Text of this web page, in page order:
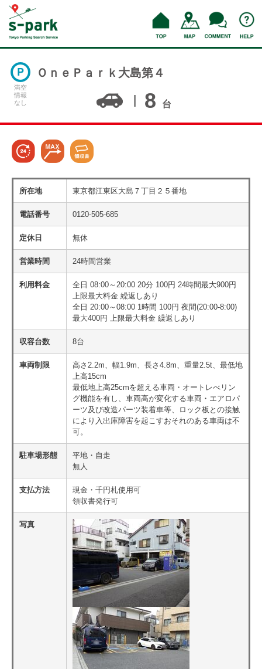
満空
情報
なし
ＯｎｅＰａｒｋ大島第４
8 台
所在地 東京都江東区大島７丁目２５番地
電話番号 0120-505-685
定休日 無休
営業時間 24時間営業
利用料金
全日 08:00～20:00 20分 100円 24時間最大900円
上限最大料金 繰返しあり
全日 20:00～08:00 1時間 100円 夜間(20:00-8:00)
最大400円 上限最大料金 繰返しあり
収容台数 8台
車両制限
高さ2.2m、幅1.9m、長さ4.8m、重量2.5t、最低地
上高15cm
最低地上高25cmを超える車両・オートレべリン
グ機能を有し、車両高が変化する車両・エアロパ
ーツ及び改造パーツ装着車等、ロック板との接触
により入出庫障害を起こすおそれのある車両は不
可。
駐車場形態
平地・自走
無人
支払方法
現金・千円札使用可
領収書発行可
写真